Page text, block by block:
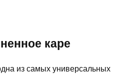
каре
из самых универсальных